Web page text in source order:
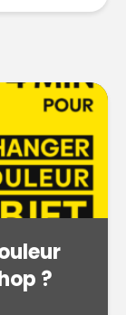
?